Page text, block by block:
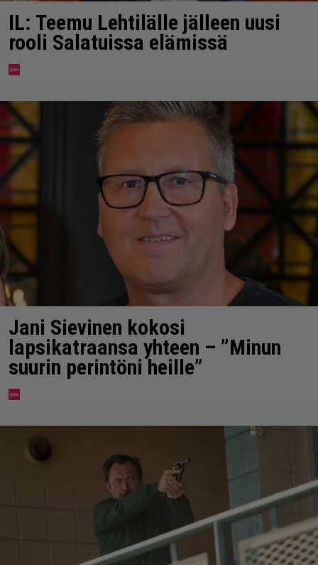
IL: Teemu Lehtilälle jälleen uusi
rooli Salatuissa elämissä
Jani Sievinen kokosi
lapsikatraansa yhteen – ”Minun
suurin perintöni heille”